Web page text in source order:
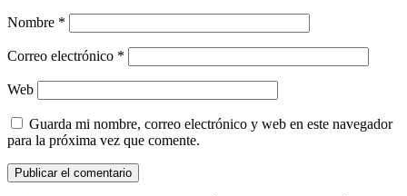
Nombre *
Correo electrónico *
Web
Guarda mi nombre, correo electrónico y web en este navegador
para la próxima vez que comente.